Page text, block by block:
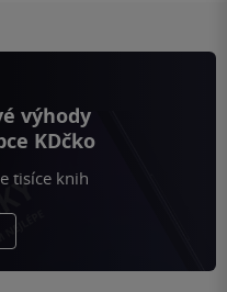
výhody
KDčko
tisíce knih